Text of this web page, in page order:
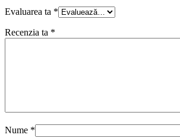
Evaluarea ta *
Recenzia ta *
Nume *